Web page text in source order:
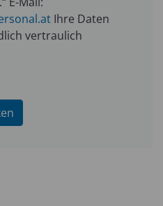
Ihre Daten
vertraulich